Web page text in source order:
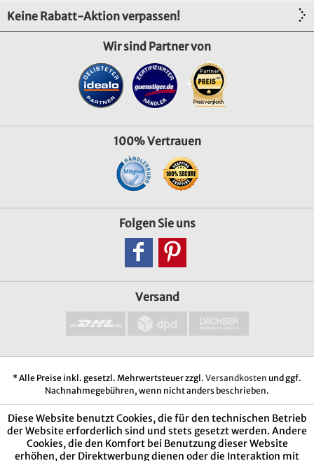
Keine Rabatt-Aktion verpassen!
Wir sind Partner von
100% Vertrauen
Folgen Sie uns
Versand
* Alle Preise inkl. gesetzl. Mehrwertsteuer zzgl. Versandkosten und ggf.
Nachnahmegebühren, wenn nicht anders beschrieben.
Diese Website benutzt Cookies, die für den technischen Betrieb
der Website erforderlich sind und stets gesetzt werden. Andere
Cookies, die den Komfort bei Benutzung dieser Website
erhöhen, der Direktwerbung dienen oder die Interaktion mit